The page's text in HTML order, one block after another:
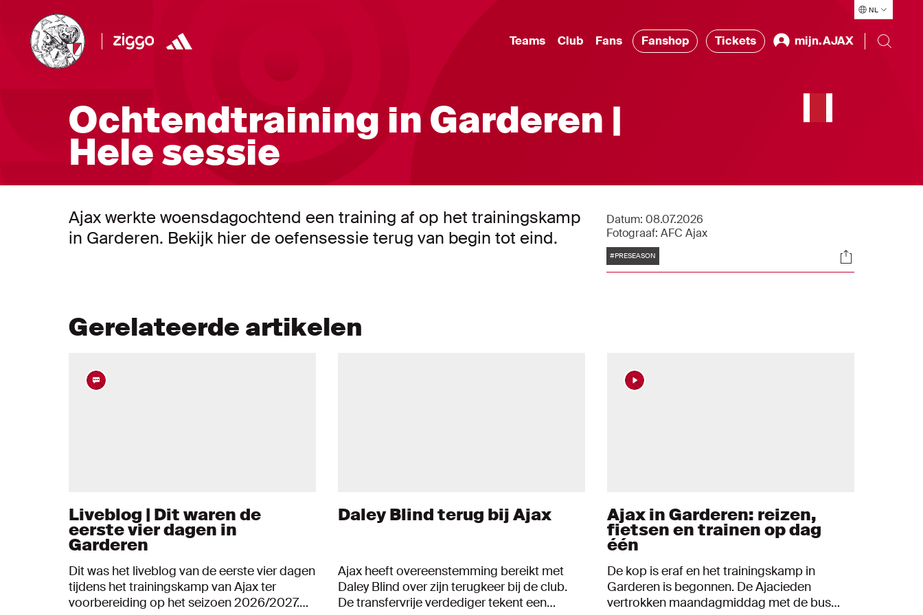
NL
Teams Club Fans Fanshop Tickets mijn.AJAX
Ochtendtraining in Garderen |
Hele sessie
Ajax werkte woensdagochtend een training af op het trainingskamp
in Garderen. Bekijk hier de oefensessie terug van begin tot eind.
Datum: 08.07.2026
Fotograaf: AFC Ajax
Tags
#PRESEASON Socials
Gerelateerde artikelen
Liveblog | Dit waren de
eerste vier dagen in
Garderen
Dit was het liveblog van de eerste vier dagen
tijdens het trainingskamp van Ajax ter
voorbereiding op het seizoen 2026/2027.
Daley Blind terug bij Ajax
Ajax heeft overeenstemming bereikt met
Daley Blind over zijn terugkeer bij de club.
De transfervrije verdediger tekent een
Ajax in Garderen: reizen,
fietsen en trainen op dag
één
De kop is eraf en het trainingskamp in
Garderen is begonnen. De Ajacieden
vertrokken maandagmiddag met de bus